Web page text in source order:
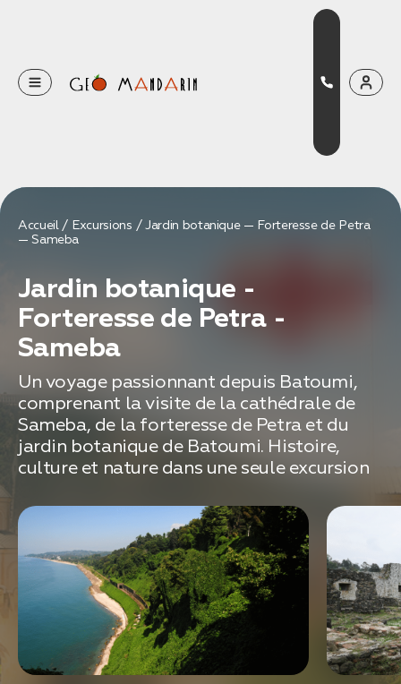
Accueil Excursions
Jardin botanique — Forteresse de Petra
— Sameba
Jardin botanique -
Forteresse de Petra -
Sameba
Un voyage passionnant depuis Batoumi,
comprenant la visite de la cathédrale de
Sameba, de la forteresse de Petra et du
jardin botanique de Batoumi. Histoire,
culture et nature dans une seule excursion
Оставьте свои данные
Наш менеджер скоро свяжется с вами
Бронирование
Оставьте свои данные, чтобы мы могли
связаться с вами
Дата:0
Кол-во человек: 0
Оставить заявку
Нажимая на кнопку, вы соглашаетесь с условиями
Политики конфиденциальности